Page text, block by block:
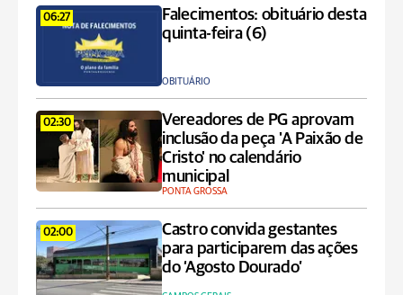
06:27
Falecimentos: obituário desta
quinta-feira (6)
OBITUÁRIO
02:30
Vereadores de PG aprovam
inclusão da peça 'A Paixão de
Cristo' no calendário
municipal
PONTA GROSSA
02:00
Castro convida gestantes
para participarem das ações
do ‘Agosto Dourado’